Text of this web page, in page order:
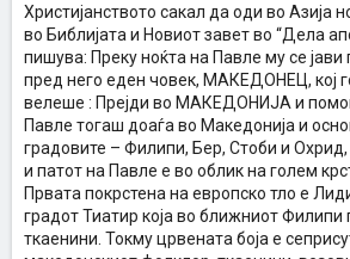
Христијанството сакал да оди во Азија
во Библијата и Новиот завет во “Дела
пишува: Преку ноќта на Павле му се
пред него еден човек, МАКЕДОНЕЦ, кој
велеше : Прејди во МАКЕДОНИЈА и
Павле тогаш доаѓа во Македонија и
градовите – Филипи, Бер, Стоби и
и патот на Павле е во облик на голем
Првата покрстена на европско тло е
градот Тиатир која во ближниот
ткаенини. Токму црвената боја e